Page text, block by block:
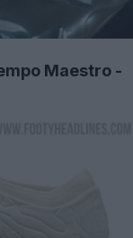
Maestro -